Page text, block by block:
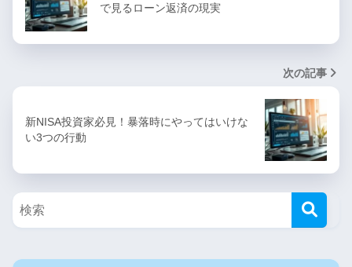
で見るローン返済の現実
次の記事
新NISA投資家必見！暴落時にやってはいけな
い3つの行動